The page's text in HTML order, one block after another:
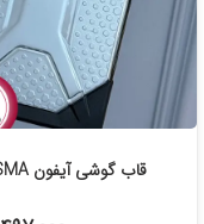
قاب گوشی آیفون UAG PLASMA کد-۳۲۴۷۹